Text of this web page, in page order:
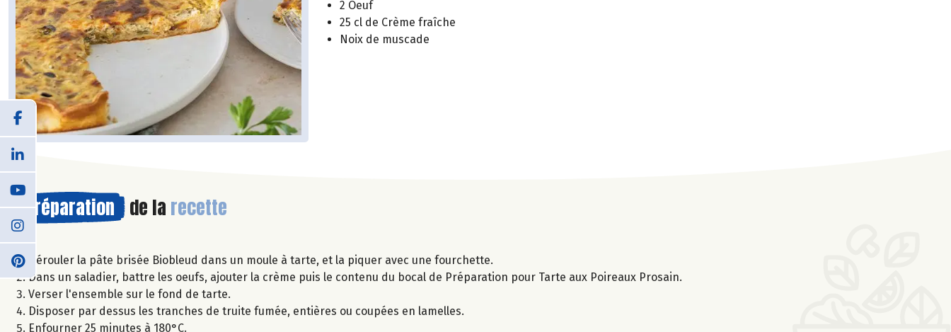
2 Oeuf
25 cl de Crème fraîche
Noix de muscade
Préparation de la recette
Dérouler la pâte brisée Biobleud dans un moule à tarte, et la piquer avec une fourchette.
Dans un saladier, battre les oeufs, ajouter la crème puis le contenu du bocal de Préparation pour Tarte aux Poireaux Prosain.
Verser l'ensemble sur le fond de tarte.
Disposer par dessus les tranches de truite fumée, entières ou coupées en lamelles.
Enfourner 25 minutes à 180°C.